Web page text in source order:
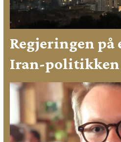
Regjeringen
Iran-politikken